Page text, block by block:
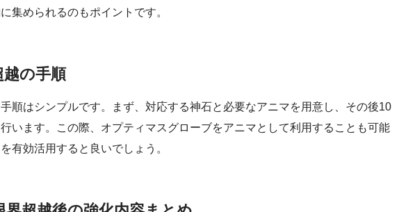
集められるのもポイントです。
の手順
順はシンプルです。まず、対応する神石と必要なアニマを用意し、その後10
います。この際、オプティマスグローブをアニマとして利用することも可能
有効活用すると良いでしょう。